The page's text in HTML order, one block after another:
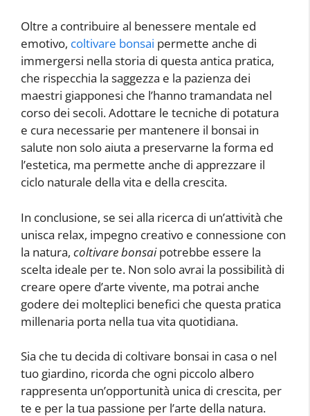
Oltre a contribuire al benessere mentale ed
emotivo, coltivare bonsai permette anche di
immergersi nella storia di questa antica pratica,
che rispecchia la saggezza e la pazienza dei
maestri giapponesi che l’hanno tramandata nel
corso dei secoli. Adottare le tecniche di potatura
e cura necessarie per mantenere il bonsai in
salute non solo aiuta a preservarne la forma ed
l’estetica, ma permette anche di apprezzare il
ciclo naturale della vita e della crescita.
In conclusione, se sei alla ricerca di un’attività che
unisca relax, impegno creativo e connessione con
la natura, coltivare bonsaipotrebbe essere la
scelta ideale per te. Non solo avrai la possibilità di
creare opere d’arte vivente, ma potrai anche
godere dei molteplici benefici che questa pratica
millenaria porta nella tua vita quotidiana.
Sia che tu decida di coltivare bonsai in casa o nel
tuo giardino, ricorda che ogni piccolo albero
rappresenta un’opportunità unica di crescita, per
te e per la tua passione per l’arte della natura.